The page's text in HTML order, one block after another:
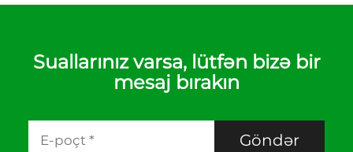
Suallarınız varsa, lütfən bizə bir
mesaj bırakın
Göndər